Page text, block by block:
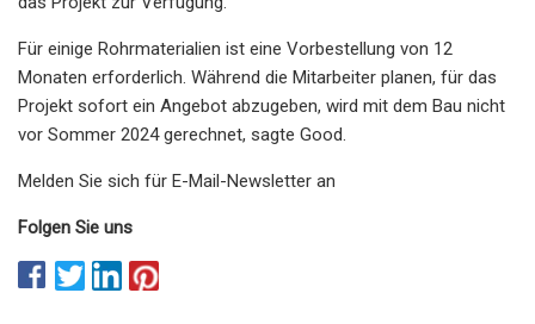
Für einige Rohrmaterialien ist eine Vorbestellung von 12
Monaten erforderlich. Während die Mitarbeiter planen, für das
Projekt sofort ein Angebot abzugeben, wird mit dem Bau nicht
vor Sommer 2024 gerechnet, sagte Good.
Melden Sie sich für E-Mail-Newsletter an
Folgen Sie uns